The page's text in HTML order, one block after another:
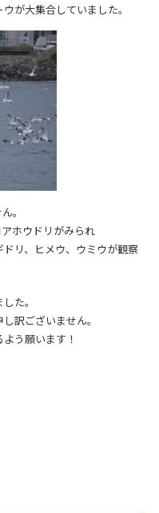
が大集合していました。
。
ホウドリがみられ
リ、ヒメウ、ウミウが観察
た。
訳ございません。
う願います！